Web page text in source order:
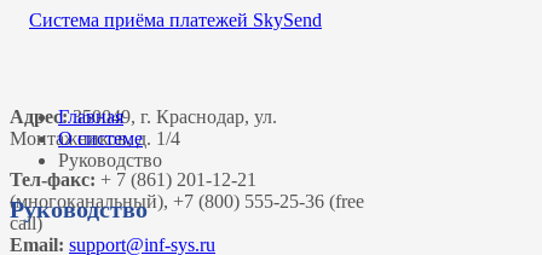
Адрес:350049, г. Краснодар, ул.
Монтажников, д. 1/4
Тел-факс: + 7 (861) 201-12-21
(многоканальный), +7 (800) 555-25-36 (free
call)
Email:
Главная
О системе
Руководство
Руководство